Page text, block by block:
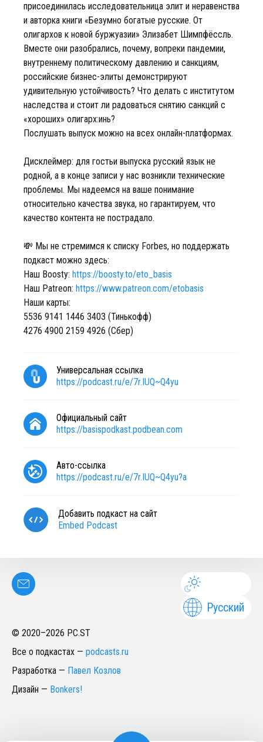
присоединилась исследовательница элит и неравенства
и авторка книги «Безумно богатые русские. От
олигархов к новой буржуазии» Элизабет Шимпфёссль.
Вместе они разобрались, почему, вопреки пандемии,
внутреннему политическому давлению и санкциям,
российские бизнес-элиты демонстрируют
удивительную устойчивость? Что делать с институтом
наследства и стоит ли радоваться снятию санкций с
«хороших» олигарх:инь?
Послушать выпуск можно на всех онлайн-платформах.
Дисклеймер: для гостьи выпуска русский язык не
родной, а в конце записи у нас возникли технические
проблемы. Мы надеемся на ваше понимание
относительно качества звука, но гарантируем, что
качество контента не пострадало.
💸 Мы не стремимся к списку Forbes, но поддержать
подкаст можно здесь:
Наш Boosty: https://boosty.to/eto_basis
Наш Patreon: https://www.patreon.com/etobasis
Наши карты:
5536 9141 1446 3403 (Тинькофф)
4276 4900 2159 4926 (Сбер)
Универсальная ссылка
https://podcast.ru/e/7r.IUQ~Q4yu
Официальный сайт
https://basispodkast.podbean.com
Авто-ссылка
https://podcast.ru/e/7r.IUQ~Q4yu?a
Добавить подкаст на сайт
Embed Podcast
Русский
© 2020–2026 PC.ST
Все о подкастах — podcasts.ru
Разработка — Павел Козлов
Дизайн — Bonkers!